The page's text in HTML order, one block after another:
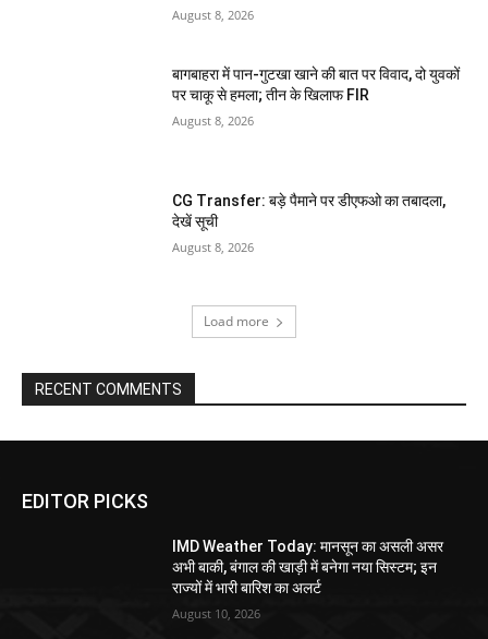
August 8, 2026
बागबाहरा में पान-गुटखा खाने की बात पर विवाद, दो युवकों
पर चाकू से हमला; तीन के खिलाफ FIR
August 8, 2026
CG Transfer: बड़े पैमाने पर डीएफओ का तबादला,
देखें सूची
August 8, 2026
Load more
RECENT COMMENTS
EDITOR PICKS
IMD Weather Today: मानसून का असली असर
अभी बाकी, बंगाल की खाड़ी में बनेगा नया सिस्टम; इन
राज्यों में भारी बारिश का अलर्ट
August 10, 2026